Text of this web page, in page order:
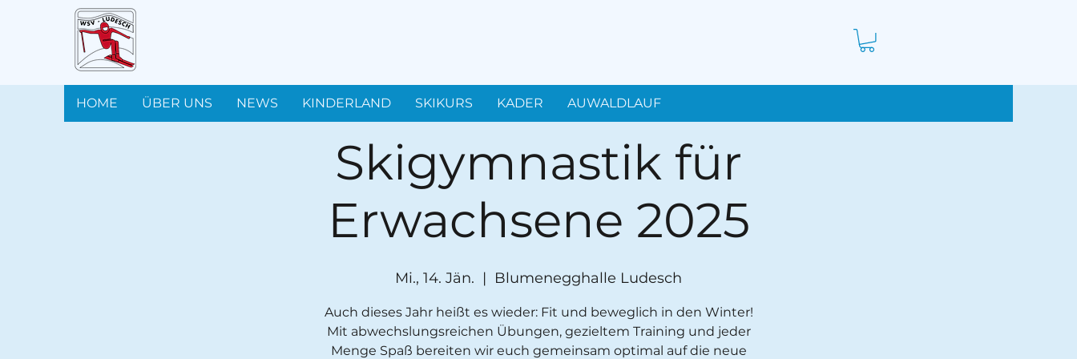
HOME ÜBER UNS NEWS KINDERLAND SKIKURS KADER AUWALDLAUF
Skigymnastik für
Erwachsene 2025
Mi., 14. Jän.
  |
Blumenegghalle Ludesch
Auch dieses Jahr heißt es wieder: Fit und beweglich in den Winter!
Mit abwechslungsreichen Übungen, gezieltem Training und jeder
Menge Spaß bereiten wir euch gemeinsam optimal auf die neue